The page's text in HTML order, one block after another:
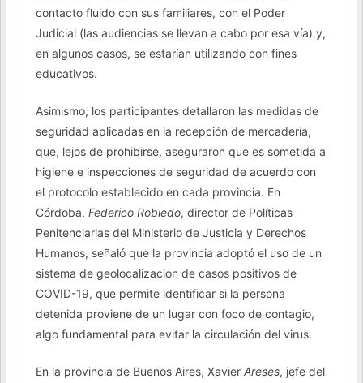
contacto fluido con sus familiares, con el Poder
Judicial (las audiencias se llevan a cabo por esa vía) y,
en algunos casos, se estarían utilizando con fines
educativos.
Asimismo, los participantes detallaron las medidas de
seguridad aplicadas en la recepción de mercadería,
que, lejos de prohibirse, aseguraron que es sometida a
higiene e inspecciones de seguridad de acuerdo con
el protocolo establecido en cada provincia. En
Córdoba, Federico Robledo, director de Políticas
Penitenciarias del Ministerio de Justicia y Derechos
Humanos, señaló que la provincia adoptó el uso de un
sistema de geolocalización de casos positivos de
COVID-19, que permite identificar si la persona
detenida proviene de un lugar con foco de contagio,
algo fundamental para evitar la circulación del virus.
En la provincia de Buenos Aires, Xavier Areses, jefe del